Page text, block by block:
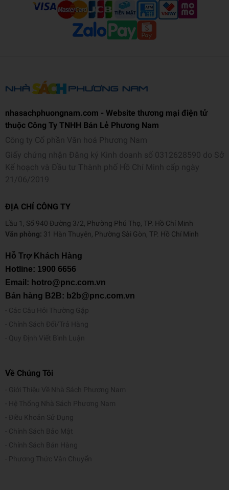
nhasachphuongnam.com - Website thương mại điện tử
thuộc Công Ty TNHH Bán Lẻ Phương Nam
Công ty Cổ phần Văn hoá Phương Nam
Giấy chứng nhận Đăng ký Kinh doanh số 0312628590 do Sở
Kế hoạch và Đầu tư Thành phố Hồ Chí Minh cấp ngày
21/06/2019
ĐỊA CHỈ CÔNG TY
Lầu 1, Số 940 Đường 3/2, Phường Phú Thọ, TP. Hồ Chí Minh
Văn phòng: 31 Hàn Thuyên, Phường Sài Gòn, TP. Hồ Chí Minh
Hỗ Trợ Khách Hàng
Hotline: 1900 6656
Email: hotro@pnc.com.vn
Bán hàng B2B: b2b@pnc.com.vn
Các Câu Hỏi Thường Gặp
Chính Sách Đổi/Trả Hàng
Quy Định Viết Bình Luận
Về Chúng Tôi
Giới Thiệu Về Nhà Sách Phương Nam
Hệ Thống Nhà Sách Phương Nam
Điều Khoản Sử Dụng
Chính Sách Bảo Mật
Chính Sách Bán Hàng
Phương Thức Vận Chuyển